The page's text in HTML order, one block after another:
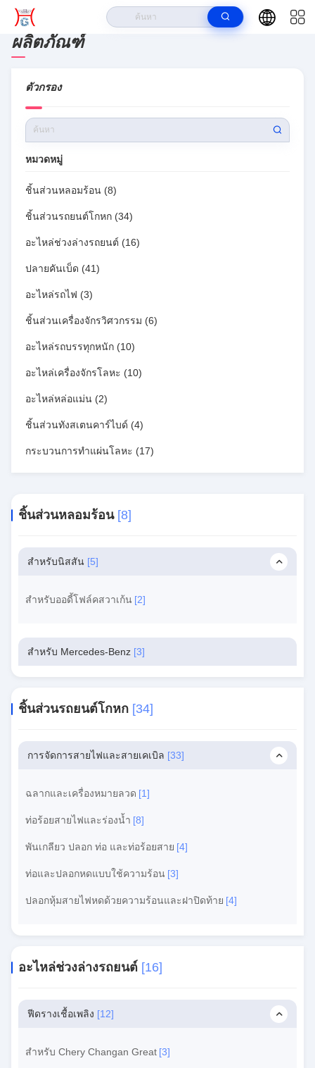
บ้าน > ผลิตภัณฑ์ >
ผลิตภัณฑ์
ตัวกรอง
หมวดหมู่
ชิ้นส่วนหลอมร้อน (8)
ชิ้นส่วนรถยนต์โกหก (34)
อะไหล่ช่วงล่างรถยนต์ (16)
ปลายคันเบ็ด (41)
อะไหล่รถไฟ (3)
ชิ้นส่วนเครื่องจักรวิศวกรรม (6)
อะไหล่รถบรรทุกหนัก (10)
อะไหล่เครื่องจักรโลหะ (10)
อะไหล่หล่อแม่น (2)
ชิ้นส่วนทังสเตนคาร์ไบด์ (4)
กระบวนการทําแผ่นโลหะ (17)
ชิ้นส่วนหลอมร้อน [8]
สำหรับนิสสัน [5]
สำหรับออดี้โฟล์คสวาเก้น [2]
สําหรับ Mercedes-Benz [3]
ชิ้นส่วนรถยนต์โกหก [34]
การจัดการสายไฟและสายเคเบิล [33]
ฉลากและเครื่องหมายลวด [1]
ท่อร้อยสายไฟและร่องน้ำ [8]
พันเกลียว ปลอก ท่อ และท่อร้อยสาย [4]
ท่อและปลอกหดแบบใช้ความร้อน [3]
ปลอกหุ้มสายไฟหดด้วยความร้อนและฝาปิดท้าย [4]
อะไหล่ช่วงล่างรถยนต์ [16]
ฟีดรางเชื้อเพลิง [12]
สำหรับ Chery Changan Great [3]